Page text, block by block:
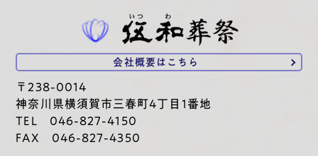
会社概要は こちら
〒238-0014
神奈川県横須賀市三春町4丁目1番地
TEL 046-827-4150
FAX 046-827-4350